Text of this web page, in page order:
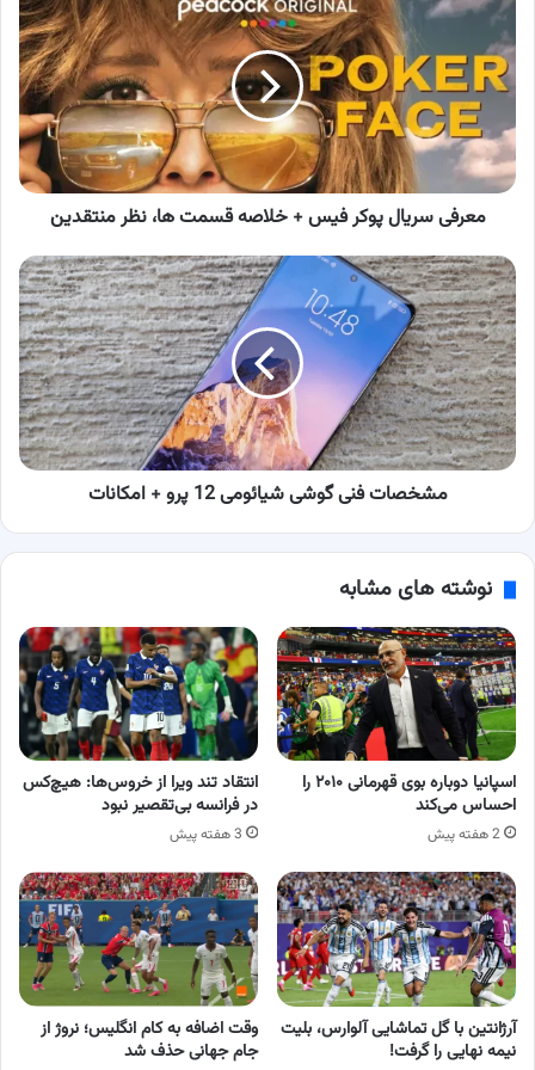
سریال
پوکر
فیس
+
خلاصه
قسمت
ها،
نظر
منتقدینمعرفی سریال پوکر فیس + خلاصه قسمت ها، نظر منتقدین
مشخصات
فنی
گوشی
شیائومی
12
پرو
+
امکانات
مشخصات فنی گوشی شیائومی 12 پرو + امکانات
نوشته های مشابه
اسپانیا دوباره بوی قهرمانی ۲۰۱۰ را
احساس می‌کند
2 هفته پیش
انتقاد تند ویرا از خروس‌ها: هیچ‌کس
در فرانسه بی‌تقصیر نبود
3 هفته پیش
آرژانتین با گل تماشایی آلوارس، بلیت
نیمه نهایی را گرفت!
وقت اضافه به کام انگلیس؛ نروژ از
جام جهانی حذف شد